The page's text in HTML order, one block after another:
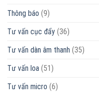
Thông báo (9)
Tư vấn cục đẩy (36)
Tư vấn dàn âm thanh (35)
Tư vấn loa (51)
Tư vấn micro (6)